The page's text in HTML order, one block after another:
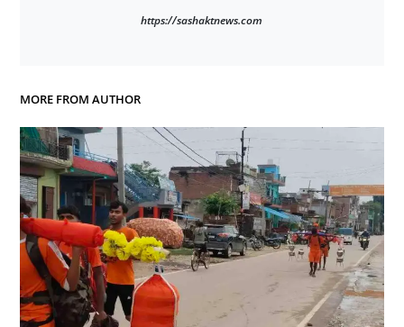
https://sashaktnews.com
MORE FROM AUTHOR